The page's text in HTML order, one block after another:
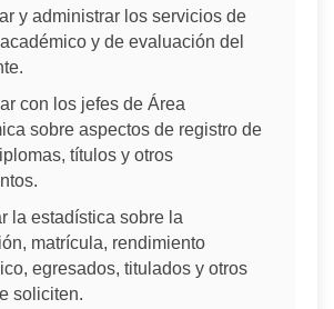
y administrar los servicios de
y de evaluación del
con los jefes de Área
sobre aspectos de registro de
títulos y otros
la estadística sobre la
matrícula, rendimiento
egresados, titulados y otros
soliciten.